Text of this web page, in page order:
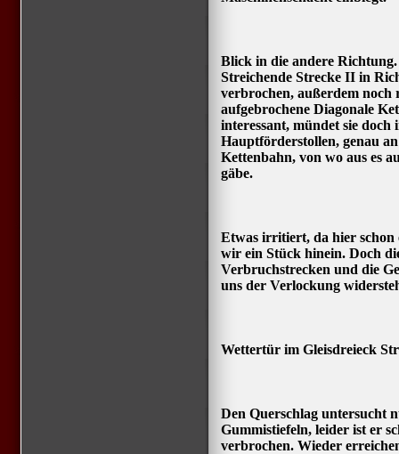
Blick in die andere
Streichende Strecke II in
verbrochen, außerdem noch
aufgebrochene Diagonale
interessant, mündet sie
Hauptförderstollen, genau
Kettenbahn, von wo aus es
gäbe.
Etwas irritiert, da hier schon
wir ein Stück hinein. Doch
Verbruchstrecken und die
uns der Verlockung
Wettertür im Gleisdreieck
Den Querschlag untersucht
Gummistiefeln, leider ist er
verbrochen. Wieder